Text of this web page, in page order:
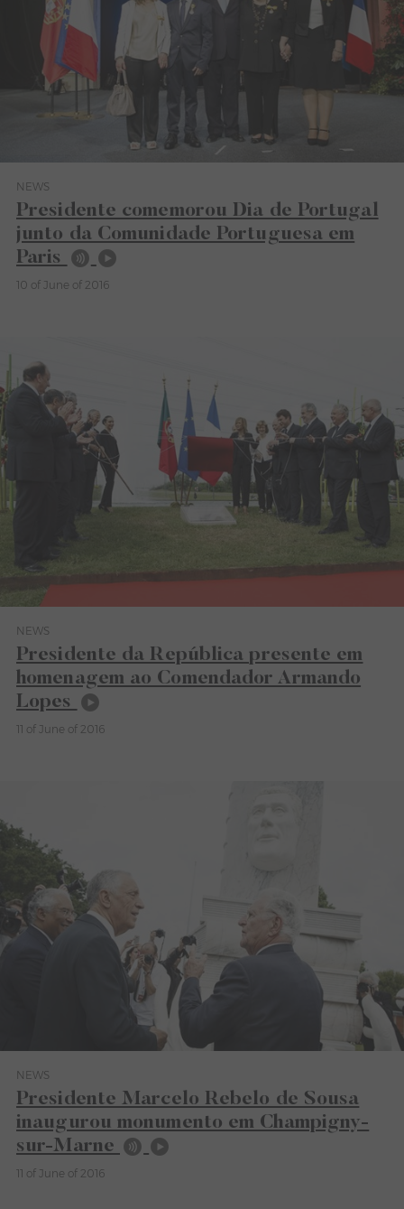
Category News
NEWS
Presidente comemorou Dia de Portugal
junto da Comunidade Portuguesa em
Paris
10 of June of 2016
Category News
NEWS
Presidente da República presente em
homenagem ao Comendador Armando
Lopes
11 of June of 2016
Category News
NEWS
Presidente Marcelo Rebelo de Sousa
inaugurou monumento em Champigny-
sur-Marne
11 of June of 2016